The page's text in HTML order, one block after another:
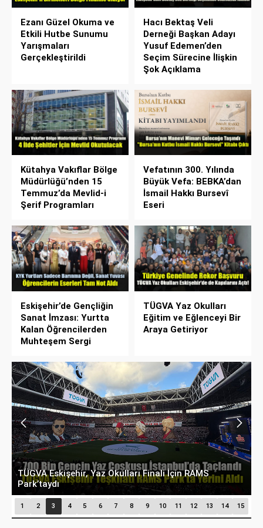
Ezanı Güzel Okuma ve
Etkili Hutbe Sunumu
Yarışmaları
Gerçekleştirildi
Hacı Bektaş Veli
Derneği Başkan Adayı
Yusuf Edemen’den
Seçim Sürecine İlişkin
Şok Açıklama
Kütahya Vakıflar Bölge
Müdürlüğü’nden 15
Temmuz’da Mevlid-i
Şerif Programları
Vefatının 300. Yılında
Büyük Vefa: BEBKA’dan
İsmail Hakkı Bursevî
Eseri
Eskişehir’de Gençliğin
Sanat İmzası: Yurtta
Kalan Öğrencilerden
Muhteşem Sergi
TÜGVA Yaz Okulları
Eğitim ve Eğlenceyi Bir
Araya Getiriyor
TÜGVA Eskişehir, Yaz Okulları Finali İçin RAMS
Park’taydı
1 2 3 4 5 6 7 8 9 10 11 12 13 14 15